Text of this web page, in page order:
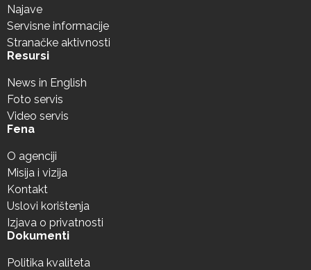
Najave
Servisne informacije
Stranačke aktivnosti
Resursi
News in English
Foto servis
Video servis
Fena
O agenciji
Misija i vizija
Kontakt
Uslovi korištenja
Izjava o privatnosti
Dokumenti
Politika kvaliteta